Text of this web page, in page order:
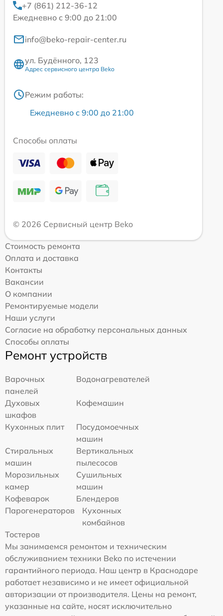
+7 (861) 212-36-12
Ежедневно с 9:00 до 21:00
info@beko-repair-center.ru
ул. Будённого, 123
Адрес сервисного центра Beko
Режим работы:
Ежедневно с 9:00 до 21:00
Способы оплаты
© 2026 Сервисный центр Beko
Стоимость ремонта
Оплата и доставка
Контакты
Вакансии
О компании
Ремонтируемые модели
Наши услуги
Согласие на обработку персональных данных
Способы оплаты
Ремонт устройств
Варочных
панелей
Водонагревателей
Духовых
шкафов
Кофемашин
Кухонных плит
Посудомоечных
машин
Стиральных
машин
Вертикальных
пылесосов
Морозильных
камер
Сушильных
машин
Кофеварок
Блендеров
Парогенераторов
Кухонных
комбайнов
Тостеров
Мы занимаемся ремонтом и техническим
обслуживанием техники Beko по истечении
гарантийного периода. Наш центр в Краснодаре
работает независимо и не имеет официальной
авторизации от производителя. Цены на ремонт,
указанные на сайте, носят исключительно